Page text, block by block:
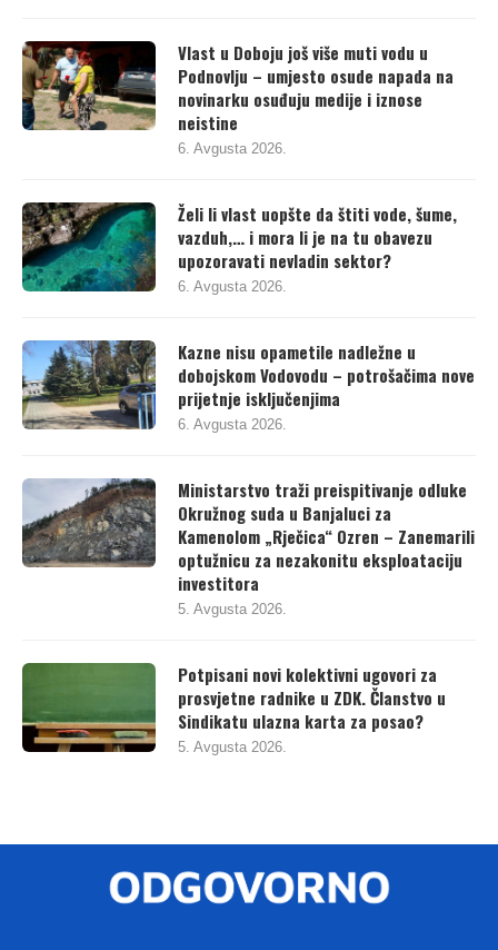
Vlast u Doboju još više muti vodu u
Podnovlju – umjesto osude napada na
novinarku osuđuju medije i iznose
neistine
Želi li vlast uopšte da štiti vode, šume,
vazduh,… i mora li je na tu obavezu
upozoravati nevladin sektor?
Kazne nisu opametile nadležne u
dobojskom Vodovodu – potrošačima nove
prijetnje isključenjima
Ministarstvo traži preispitivanje odluke
Okružnog suda u Banjaluci za
Kamenolom „Rječica“ Ozren – Zanemarili
optužnicu za nezakonitu eksploataciju
investitora
Potpisani novi kolektivni ugovori za
prosvjetne radnike u ZDK. Članstvo u
Sindikatu ulazna karta za posao?